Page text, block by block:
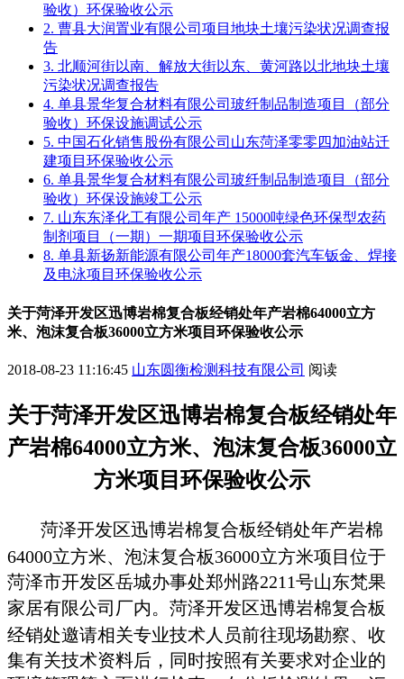
验收）环保验收公示
2. 曹县大润置业有限公司项目地块土壤污染状况调查报
告
3. 北顺河街以南、解放大街以东、黄河路以北地块土壤
污染状况调查报告
4. 单县景华复合材料有限公司玻纤制品制造项目（部分
验收）环保设施调试公示
5. 中国石化销售股份有限公司山东菏泽零零四加油站迁
建项目环保验收公示
6. 单县景华复合材料有限公司玻纤制品制造项目（部分
验收）环保设施竣工公示
7. 山东东泽化工有限公司年产 15000吨绿色环保型农药
制剂项目（一期）一期项目环保验收公示
8. 单县新扬新能源有限公司年产18000套汽车钣金、焊接
及电泳项目环保验收公示
关于菏泽开发区迅博岩棉复合板经销处年产岩棉64000立方
米、泡沫复合板36000立方米项目环保验收公示
2018-08-23 11:16:45 山东圆衡检测科技有限公司 阅读
关于菏泽开发区迅博岩棉复合板经销处年
产岩棉64000立方米、泡沫复合板36000立
方米项目环保验收公示
菏泽开发区迅博岩棉复合板经销处年产岩棉
64000立方米、泡沫复合板36000立方米项目位于
菏泽市开发区岳城办事处郑州路2211号山东梵果
家居有限公司厂内。 菏泽开发区迅博岩棉复合板
经销处邀请相关专业技术人员前往现场勘察、收
集有关技术资料后，同时按照有关要求对企业的